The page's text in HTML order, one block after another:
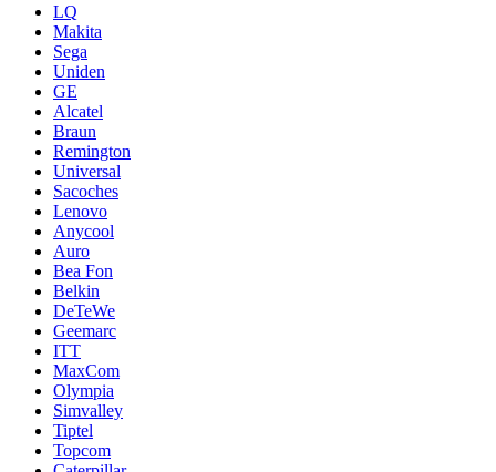
LQ
Makita
Sega
Uniden
GE
Alcatel
Braun
Remington
Universal
Sacoches
Lenovo
Anycool
Auro
Bea Fon
Belkin
DeTeWe
Geemarc
ITT
MaxCom
Olympia
Simvalley
Tiptel
Topcom